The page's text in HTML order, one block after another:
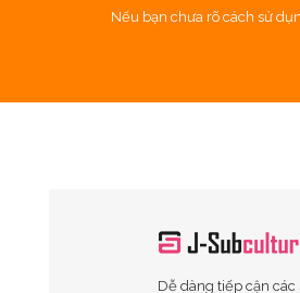
Nếu bạn chưa rõ cách sử
Dễ dàng tiếp cận các